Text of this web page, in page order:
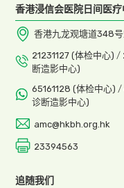
香港浸信会医院日间医
香港九龙观塘道348
21231127 (体检中心) /
断造影中心)
65161128 (体检中心) /
诊断造影中心)
amc@hkbh.org.hk
23394563
追随我们